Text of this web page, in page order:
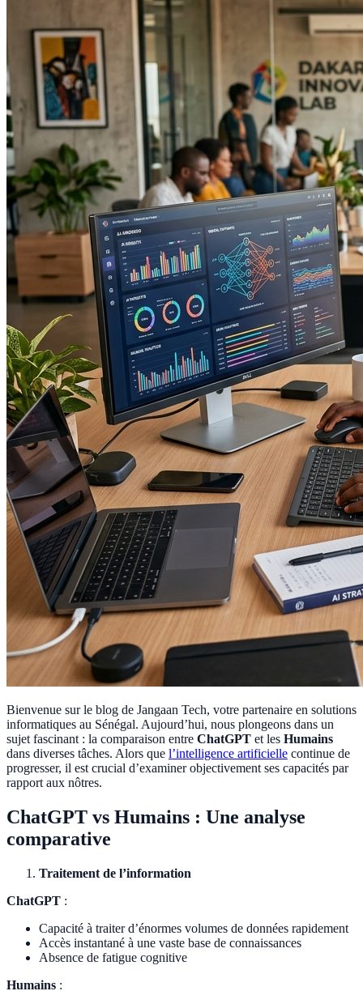
Bienvenue sur le blog de Jangaan Tech, votre partenaire en solutions
informatiques au Sénégal. Aujourd’hui, nous plongeons dans un
sujet fascinant : la comparaison entre ChatGPT et les Humains
dans diverses tâches. Alors que l’intelligence artificielle continue de
progresser, il est crucial d’examiner objectivement ses capacités par
rapport aux nôtres.
ChatGPT vs Humains : Une analyse
comparative
Traitement de l’information
ChatGPT :
Capacité à traiter d’énormes volumes de données rapidement
Accès instantané à une vaste base de connaissances
Absence de fatigue cognitive
Humains :